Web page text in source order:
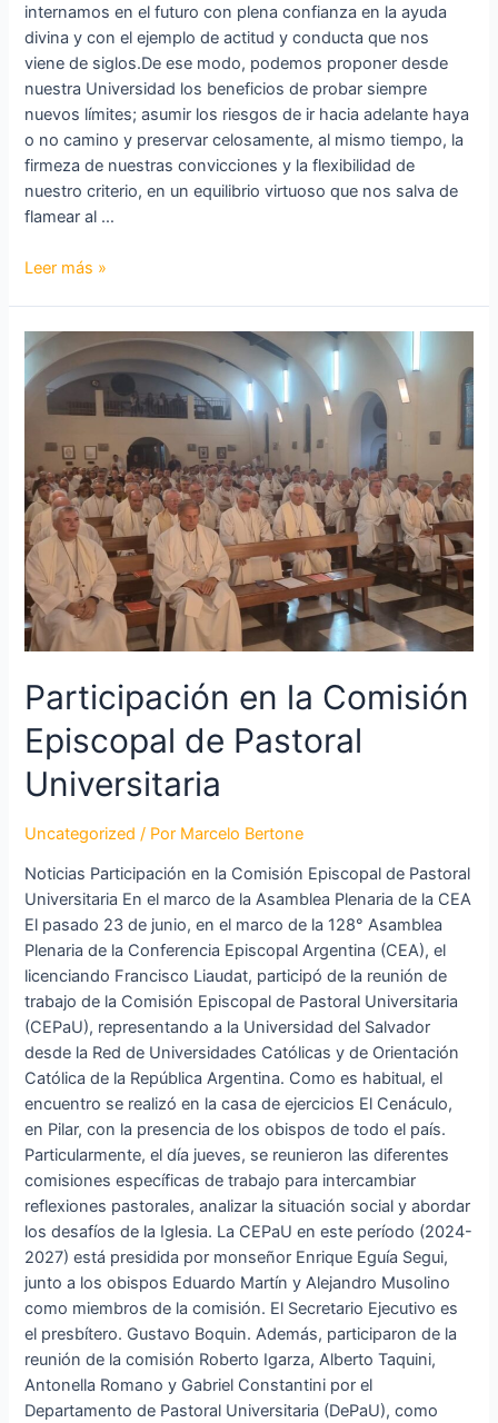
internamos en el futuro con plena confianza en la ayuda
divina y con el ejemplo de actitud y conducta que nos
viene de siglos.De ese modo, podemos proponer desde
nuestra Universidad los beneficios de probar siempre
nuevos límites; asumir los riesgos de ir hacia adelante haya
o no camino y preservar celosamente, al mismo tiempo, la
firmeza de nuestras convicciones y la flexibilidad de
nuestro criterio, en un equilibrio virtuoso que nos salva de
flamear al …
Leer más »
Participación en la Comisión
Episcopal de Pastoral
Universitaria
Uncategorized / Por Marcelo Bertone
Noticias Participación en la Comisión Episcopal de Pastoral
Universitaria En el marco de la Asamblea Plenaria de la CEA
El pasado 23 de junio, en el marco de la 128° Asamblea
Plenaria de la Conferencia Episcopal Argentina (CEA), el
licenciando Francisco Liaudat, participó de la reunión de
trabajo de la Comisión Episcopal de Pastoral Universitaria
(CEPaU), representando a la Universidad del Salvador
desde la Red de Universidades Católicas y de Orientación
Católica de la República Argentina. Como es habitual, el
encuentro se realizó en la casa de ejercicios El Cenáculo,
en Pilar, con la presencia de los obispos de todo el país.
Particularmente, el día jueves, se reunieron las diferentes
comisiones específicas de trabajo para intercambiar
reflexiones pastorales, analizar la situación social y abordar
los desafíos de la Iglesia. La CEPaU en este período (2024-
2027) está presidida por monseñor Enrique Eguía Segui,
junto a los obispos Eduardo Martín y Alejandro Musolino
como miembros de la comisión. El Secretario Ejecutivo es
el presbítero. Gustavo Boquin. Además, participaron de la
reunión de la comisión Roberto Igarza, Alberto Taquini,
Antonella Romano y Gabriel Constantini por el
Departamento de Pastoral Universitaria (DePaU), como